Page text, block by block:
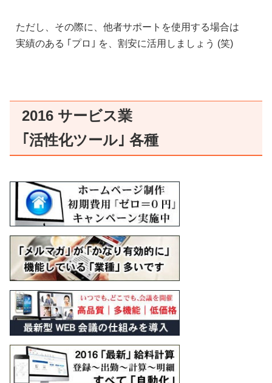
ただし、その際に、他者サポートを使用する場合は
実績のある ｢プロ｣ を、割安に活用しましょう (笑)
2016 サービス業
｢活性化ツール｣ 各種